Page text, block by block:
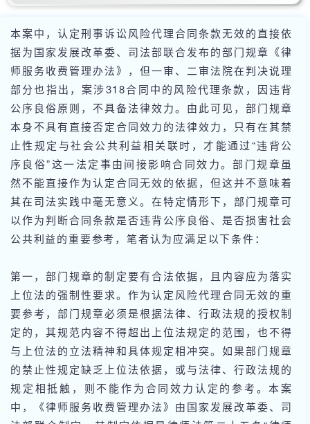
本案中，认定刑事诉讼风险代理合同条款无效的直接依
据为国家发展改革委、司法部联合发布的部门规章《律
师服务收费管理办法》，但一审、二审法院在判决说理
部分也指出，案涉318合同中的风险代理条款，因违背
公序良俗原则，不具备法律效力。由此可见，部门规章
本身不具有直接否定合同效力的法律效力，只有在其禁
止性规定与社会公共利益相关联时，才能通过“违背公
序良俗”这一法定事由间接影响合同效力。部门规章虽
然不能直接作为认定合同无效的依据，但这并不意味着
其在司法实践中毫无意义。在特定情形下，部门规章可
以作为判断合同条款是否违背公序良俗、是否损害社会
公共利益的重要参考，笔者认为应满足以下条件：
第一，部门规章的制定要有合法依据，且内容应为落实
上位法的强制性要求。作为认定风险代理合同无效的重
要参考，部门规章必须是根据法律、行政法规的授权制
定的，其规范内容不得超出上位法规定的范围，也不得
与上位法的立法精神和具体规定相冲突。如果部门规章
的禁止性规定缺乏上位法依据，或与法律、行政法规的
规定相抵触，则不能作为合同效力认定的参考。本案
中，《律师服务收费管理办法》由国家发展改革委、司